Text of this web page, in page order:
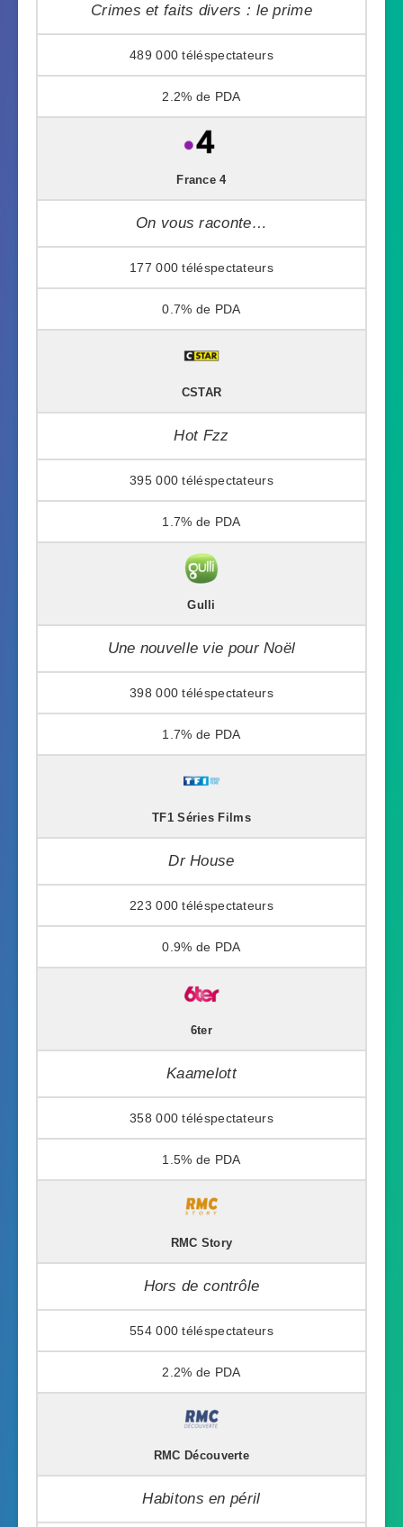
Crimes et faits divers : le prime
489 000
2.2%
France 4
On vous raconte…
177 000
0.7%
CSTAR
Hot Fzz
395 000
1.7%
Gulli
Une nouvelle vie pour Noël
398 000
1.7%
TF1 Séries Films
Dr House
223 000
0.9%
6ter
Kaamelott
358 000
1.5%
RMC Story
Hors de contrôle
554 000
2.2%
RMC Découverte
Habitons en péril